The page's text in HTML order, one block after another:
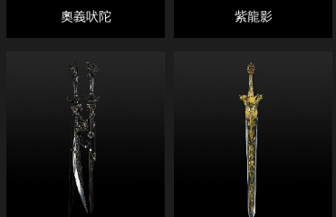
奧義吠陀 紫龍影